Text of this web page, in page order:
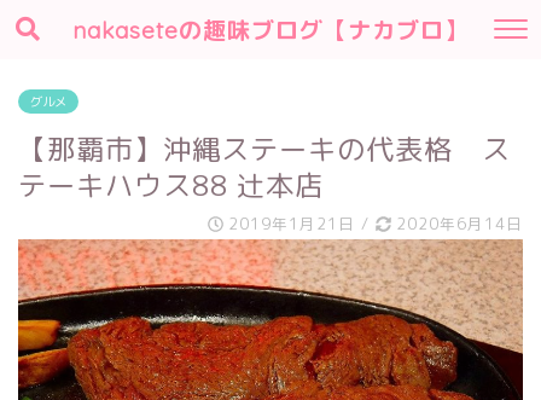
nakaseteの趣味ブログ【ナカブロ】
グルメ
【那覇市】沖縄ステーキの代表格 ス
テーキハウス88 辻本店
2019年1月21日 / 2020年6月14日